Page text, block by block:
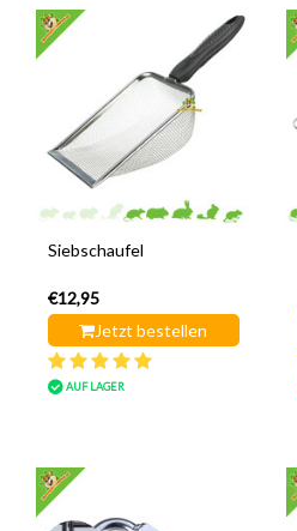
Siebschaufel
€12,95
Jetzt bestellen
AUF LAGER